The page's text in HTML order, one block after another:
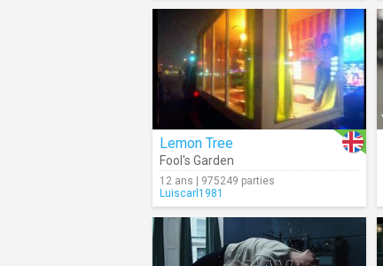
Lemon Tree
Fool's Garden
12 ans | 975249 parties
Luiscarl1981